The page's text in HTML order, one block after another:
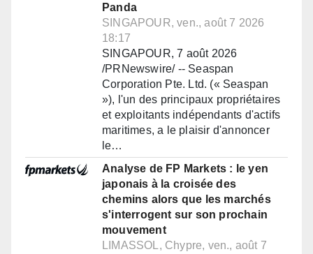
Panda
SINGAPOUR, ven., août 7 2026
18:17
SINGAPOUR, 7 août 2026
/PRNewswire/ -- Seaspan
Corporation Pte. Ltd. (« Seaspan
»), l'un des principaux propriétaires
et exploitants indépendants d'actifs
maritimes, a le plaisir d'annoncer
le…
Analyse de FP Markets : le yen
japonais à la croisée des
chemins alors que les marchés
s'interrogent sur son prochain
mouvement
LIMASSOL, Chypre, ven., août 7